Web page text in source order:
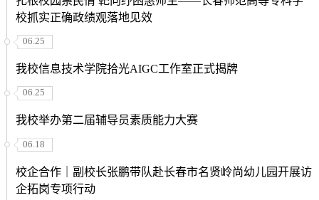
校抓实正确政绩观落地见效
06.25
我校信息技术学院拾光AIGC工作室正式揭牌
06.25
我校举办第二届辅导员素质能力大赛
06.18
校企合作｜副校长张鹏带队赴长春市名贤岭尚幼儿园开展访
企拓岗专项行动